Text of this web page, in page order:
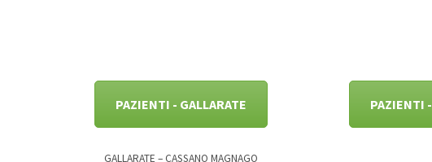
PAZIENTI - GALLARATE
GALLARATE – CASSANO MAGNAGO
PAZIENTI